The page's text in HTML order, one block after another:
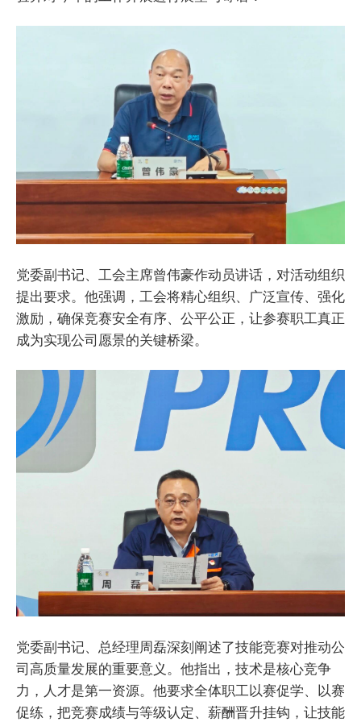
党委副书记、工会主席曾伟豪作动员讲话，对活动组织
提出要求。他强调，工会将精心组织、广泛宣传、强化
激励，确保竞赛安全有序、公平公正，让参赛职工真正
成为实现公司愿景的关键桥梁。
党委副书记、总经理周磊深刻阐述了技能竞赛对推动公
司高质量发展的重要意义。他指出，技术是核心竞争
力，人才是第一资源。他要求全体职工以赛促学、以赛
促练，把竞赛成绩与等级认定、薪酬晋升挂钩，让技能